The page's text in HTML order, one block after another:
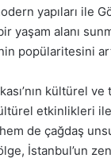
yapıları ile
alanı
popülaritesini
kültürel
etkinlikleri
de çağdaş
İstanbul’un